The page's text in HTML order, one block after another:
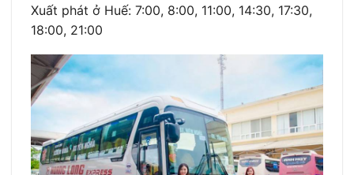
Xuất phát ở Huế: 7:00, 8:00, 11:00, 14:30, 17:30,
18:00, 21:00